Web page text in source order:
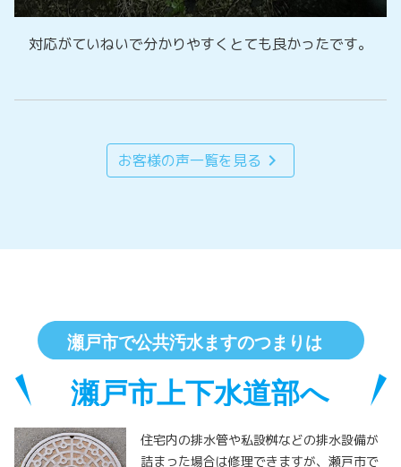
対応がていねいで分かりやすくとても良かったです。
お客様の声一覧を見る chevron_right
住宅内の排水管や私設桝などの排水設備が
詰まった場合は修理できますが、瀬戸市で